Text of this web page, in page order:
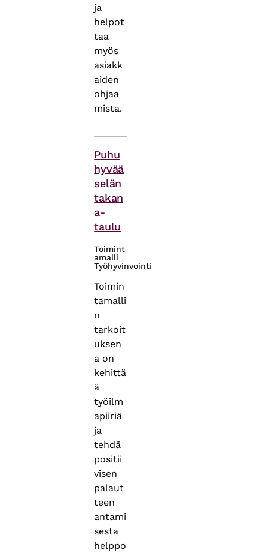
ja
helpot
taa
myös
asiakk
aiden
ohjaa
mista.
Puhu
hyvää
selän
takan
a-
taulu
Toimint
amalli
Työhyvinvointi
Toimin
tamalli
n
tarkoit
uksen
a on
kehittä
ä
työilm
apiiriä
ja
tehdä
positii
visen
palaut
teen
antami
sesta
helppo